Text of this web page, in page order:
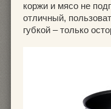
коржи и мясо не
отличный,
губкой – только